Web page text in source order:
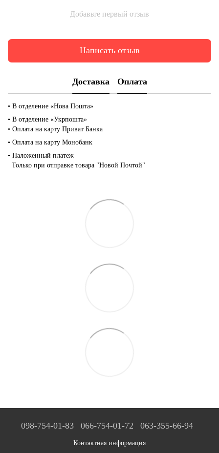
Добавьте первый отзыв
Написать отзыв
Доставка Оплата
• В отделение «Нова Пошта»
• В отделение «Укрпошта»
• Оплата на карту Приват Банка
• Оплата на карту Монобанк
• Наложенный платеж
Только при отправке товара "Новой Почтой"
098-754-01-83 066-754-01-72 063-355-66-94
Контактная информация